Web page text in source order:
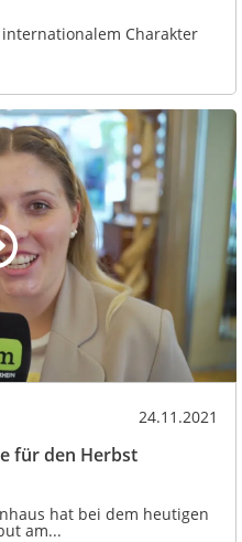
Charakter
24.11.2021
für den Herbst
hat bei dem heutigen
am...